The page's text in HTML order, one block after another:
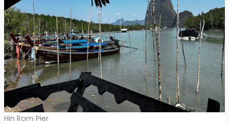
Hin Rom Pier